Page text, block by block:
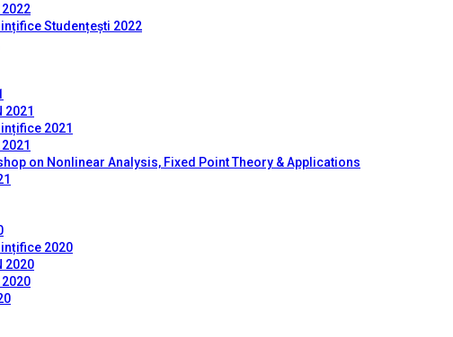
Studențești 2022
2021
2021
on Nonlinear Analysis, Fixed Point Theory & Applications
2020
2020